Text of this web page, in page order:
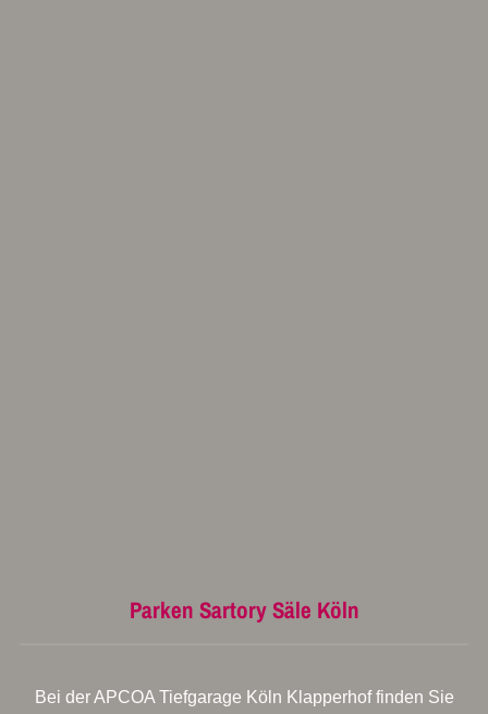
Parken Sartory Säle Köln
Bei der APCOA Tiefgarage Köln Klapperhof finden Sie